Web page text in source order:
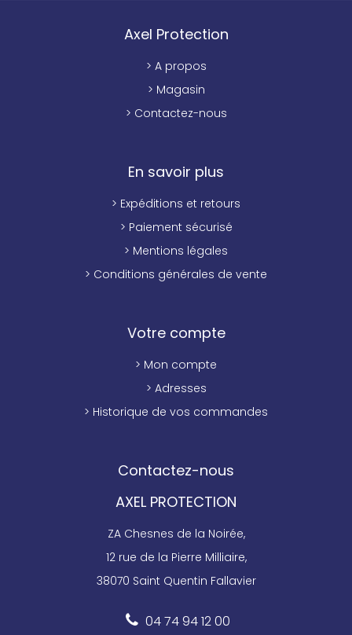
Axel Protection
> A propos
> Magasin
> Contactez-nous
En savoir plus
> Expéditions et retours
> Paiement sécurisé
> Mentions légales
> Conditions générales de vente
Votre compte
> Mon compte
> Adresses
> Historique de vos commandes
Contactez-nous
AXEL PROTECTION
ZA Chesnes de la Noirée,
12 rue de la Pierre Milliaire,
38070 Saint Quentin Fallavier
04 74 94 12 00